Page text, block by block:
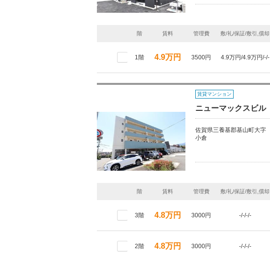
階 賃料 管理費 敷/礼/保証/敷引,償却
1階 4.9万円 3500円 4.9万円/4.9万円/-/-
賃貸マンション
ニューマックスビル
佐賀県三養基郡基山町大字
小倉
階 賃料 管理費 敷/礼/保証/敷引,償却
3階 4.8万円 3000円 -/-/-/-
2階 4.8万円 3000円 -/-/-/-